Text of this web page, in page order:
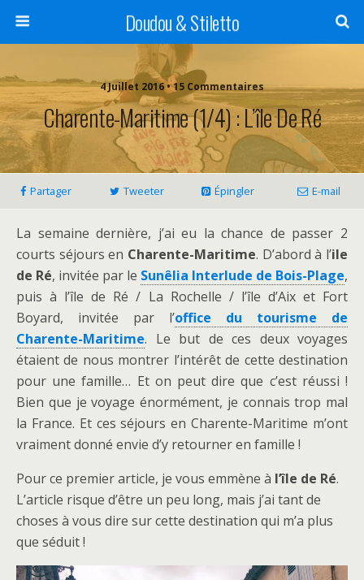
Doudou & Stiletto
4 Juillet 2016 • 15 Commentaires
Charente-Maritime (1/4) : L’île De Ré
Partager Tweeter Épingler E-mail
La semaine dernière, j’ai eu la chance de passer 2
courts séjours en Charente-Maritime. D’abord à l’ile
de Ré, invitée par le Sunêlia Interlude de Bois-Plage,
puis à l’île de Ré / La Rochelle / l’île d’Aix et Fort
Boyard, invitée par l’office du tourisme de
Charente-Maritime. Le but de ces deux voyages
étaient de nous montrer l’intérêt de cette destination
pour une famille… Et on peut dire que c’est réussi !
Bien que je voyage énormément, je connais trop mal
la France. Et ces séjours en Charente-Maritime m’ont
vraiment donné envie d’y retourner en famille !
Pour ce premier article, je vous emmène à l’île de Ré.
L’article risque d’être un peu long, mais j’ai tant de
choses à vous dire sur cette destination qui m’a plus
que séduit !